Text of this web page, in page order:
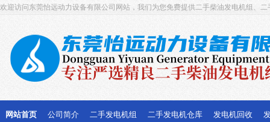
欢迎访问东莞怡远动力设备有限公司网站，我们为您免费提供二手柴油发电机组、
网站首页 公司简介 二手发电机组 二手发电机仓库 发电机回收